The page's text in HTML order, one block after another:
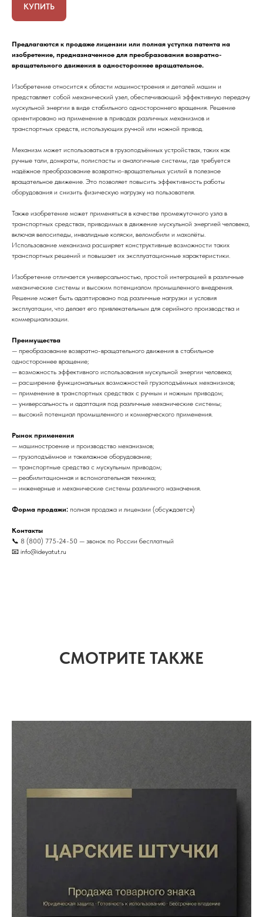
КУПИТЬ
Предлагаются к продаже лицензии или полная уступка патента на
изобретение, предназначенное для преобразования возвратно-
вращательного движения в одностороннее вращательное.
Изобретение относится к области машиностроения и деталей машин и
представляет собой механический узел, обеспечивающий эффективную передачу
мускульной энергии в виде стабильного одностороннего вращения. Решение
ориентировано на применение в приводах различных механизмов и
транспортных средств, использующих ручной или ножной привод.
Механизм может использоваться в грузоподъёмных устройствах, таких как
ручные тали, домкраты, полиспасты и аналогичные системы, где требуется
надёжное преобразование возвратно-вращательных усилий в полезное
вращательное движение. Это позволяет повысить эффективность работы
оборудования и снизить физическую нагрузку на пользователя.
Также изобретение может применяться в качестве промежуточного узла в
транспортных средствах, приводимых в движение мускульной энергией человека,
включая велосипеды, инвалидные коляски, веломобили и махолёты.
Использование механизма расширяет конструктивные возможности таких
транспортных решений и повышает их эксплуатационные характеристики.
Изобретение отличается универсальностью, простой интеграцией в различные
механические системы и высоким потенциалом промышленного внедрения.
Решение может быть адаптировано под различные нагрузки и условия
эксплуатации, что делает его привлекательным для серийного производства и
коммерциализации.
Преимущества
— преобразование возвратно-вращательного движения в стабильное
одностороннее вращение;
— возможность эффективного использования мускульной энергии человека;
— расширение функциональных возможностей грузоподъёмных механизмов;
— применение в транспортных средствах с ручным и ножным приводом;
— универсальность и адаптация под различные механические системы;
— высокий потенциал промышленного и коммерческого применения.
Рынок применения
— машиностроение и производство механизмов;
— грузоподъёмное и такелажное оборудование;
— транспортные средства с мускульным приводом;
— реабилитационная и вспомогательная техника;
— инженерные и механические системы различного назначения.
Форма продажи: полная продажа и лицензии (обсуждается)
Контакты
📞 8 (800) 775-24-50 — звонок по России бесплатный
📧 info@ideyatut.ru
СМОТРИТЕ ТАКЖЕ